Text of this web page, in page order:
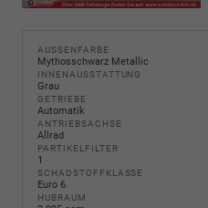
AUSSENFARBE
Mythosschwarz Metallic
INNENAUSSTATTUNG
Grau
GETRIEBE
Automatik
ANTRIEBSACHSE
Allrad
PARTIKELFILTER
1
SCHADSTOFFKLASSE
Euro 6
HUBRAUM